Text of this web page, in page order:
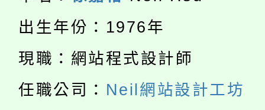
代理(課)教師甄選結果(
轉知中國文化大學推廣
《TA101》溝通分析基
程，歡迎學生輔導中心
淨零綠生活教案入校路
會
115年食農教育專業人
出生年份：1976年
現職：網站程式設計師
任職公司： Neil網站設計工坊